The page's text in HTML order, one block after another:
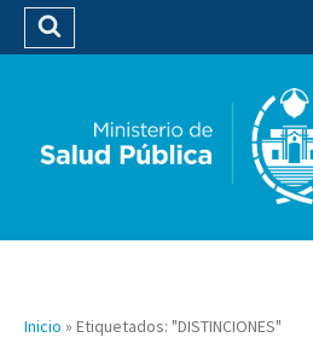
Biblioteca
Buscar
Inicio » Etiquetados: "DISTINCIONES"